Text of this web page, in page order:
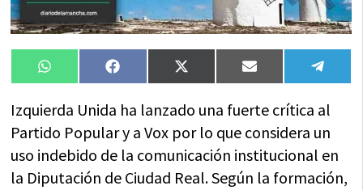
Compartir
en
WhatsAppCompartir
en
FacebookCompartir
en
X
(Twitter)
Compartir
en
Email
en
Izquierda Unida ha lanzado una fuerte crítica al
Partido Popular y a Vox por lo que considera un
uso indebido de la comunicación institucional en
la Diputación de Ciudad Real. Según la formación,